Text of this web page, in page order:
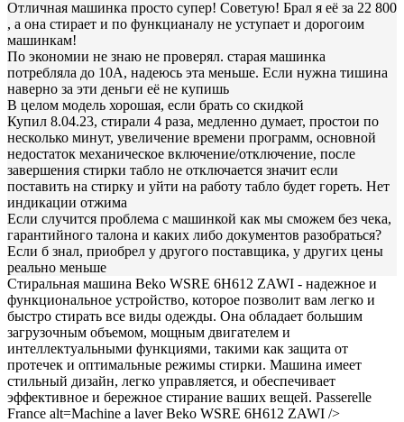
Отличная машинка просто супер! Советую! Брал я её за 22 800
, а она стирает и по функцианалу не уступает и дорогоим
машинкам!
По экономии не знаю не проверял. старая машинка
потребляла до 10А, надеюсь эта меньше. Если нужна тишина
наверно за эти деньги её не купишь
В целом модель хорошая, если брать со скидкой
Купил 8.04.23, стирали 4 раза, медленно думает, простои по
несколько минут, увеличение времени программ, основной
недостаток механическое включение/отключение, после
завершения стирки табло не отключается значит если
поставить на стирку и уйти на работу табло будет гореть. Нет
индикации отжима
Если случится проблема с машинкой как мы сможем без чека,
гарантийного талона и каких либо документов разобраться?
Если б знал, приобрел у другого поставщика, у других цены
реально меньше
Стиральная машина Beko WSRE 6H612 ZAWI - надежное и
функциональное устройство, которое позволит вам легко и
быстро стирать все виды одежды. Она обладает большим
загрузочным объемом, мощным двигателем и
интеллектуальными функциями, такими как защита от
протечек и оптимальные режимы стирки. Машина имеет
стильный дизайн, легко управляется, и обеспечивает
эффективное и бережное стирание ваших вещей. Passerelle
France alt=Machine a laver Beko WSRE 6H612 ZAWI />